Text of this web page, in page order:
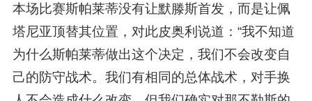
本场比赛斯帕莱蒂没有让默滕斯首发，而是让佩
塔尼亚顶替其位置，对此皮奥利说道：“我不知道
为什么斯帕莱蒂做出这个决定，我们不会改变自
己的防守战术。我们有相同的总体战术，对手换